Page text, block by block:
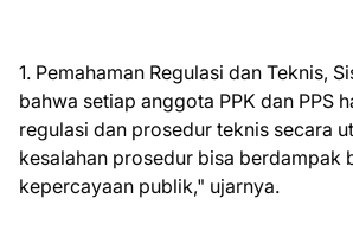
1. Pemahaman Regulasi dan Teknis,
bahwa setiap anggota PPK dan PPS
regulasi dan prosedur teknis secara
kesalahan prosedur bisa berdampak
kepercayaan publik," ujarnya.